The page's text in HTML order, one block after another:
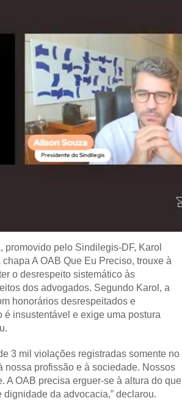
pelo Sindilegis-DF, Karol
A OAB Que Eu Preciso, trouxe à
o desrespeito sistemático às
dos advogados. Segundo Karol, a
honorários desrespeitados e
é insustentável e exige uma postura
3 mil violações registradas somente no
nossa profissão e à sociedade. Nossos
OAB precisa erguer-se à altura do que
da advocacia,” declarou.